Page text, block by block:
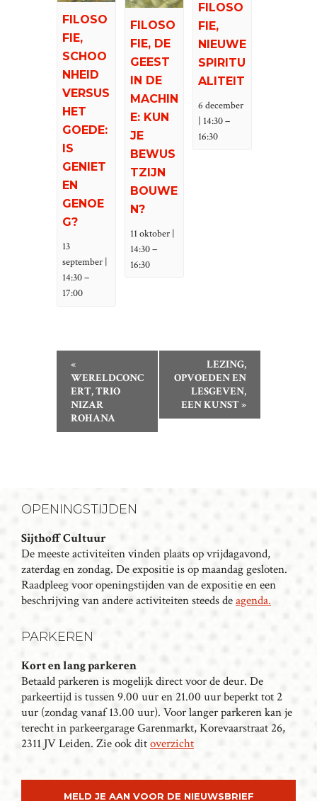
FILOSO
FIE,
SCHOO
NHEID
VERSUS
HET
GOEDE:
IS
GENIET
EN
GENOE
G?
13
september |
14:30–
17:00
FILOSO
FIE, DE
GEEST
IN DE
MACHIN
E: KUN
JE
BEWUS
TZIJN
BOUWE
N?
11 oktober |
14:30–
16:30
FILOSO
FIE,
NIEUWE
SPIRITU
ALITEIT
6 december
| 14:30–
16:30
E
T
A
V
I
G
T
E
«
WERELDCONC
ERT, TRIO
NIZAR
ROHANA
LEZING,
OPVOEDEN EN
LESGEVEN,
EEN KUNST»
OPENINGSTIJDEN
Sijthoff Cultuur
De meeste activiteiten vinden plaats op vrijdagavond,
zaterdag en zondag. De expositie is op maandag gesloten.
Raadpleeg voor openingstijden van de expositie en een
beschrijving van andere activiteiten steeds deagenda.
PARKEREN
Kort en lang parkeren
Betaald parkeren is mogelijk direct voor de deur. De
parkeertijd is tussen 9.00 uur en 21.00 uur beperkt tot 2
uur (zondag vanaf 13.00 uur). Voor langer parkeren kan je
terecht in parkeergarage Garenmarkt, Korevaarstraat 26,
2311 JV Leiden. Zie ook ditoverzicht
MELD JE AAN VOOR DE NIEUWSBRIEF